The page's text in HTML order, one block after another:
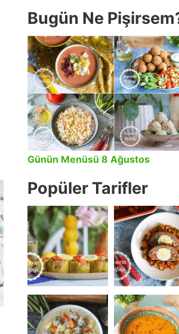
Bugün Ne
Günün Menüsü 8 Ağustos
Popüler Tarifler